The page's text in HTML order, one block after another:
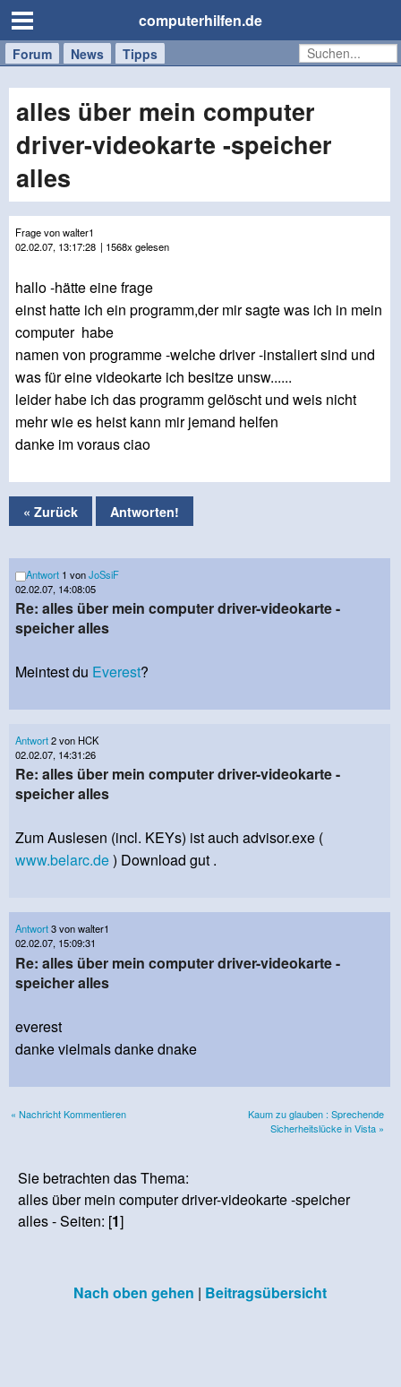
computerhilfen.de
Forum News Tipps
Handy
Tablet
Windows
Mac
alles über mein computer
driver-videokarte -speicher
alles
Frage von walter1
02.02.07, 13:17:28 | 1568x gelesen
hallo -hätte eine frage
einst hatte ich ein programm,der mir sagte was ich in mein
computer habe
namen von programme -welche driver -instaliert sind und
was für eine videokarte ich besitze unsw......
leider habe ich das programm gelöscht und weis nicht
mehr wie es heist kann mir jemand helfen
danke im voraus ciao
« Zurück Antworten!
Antwort 1 vonJoSsiF
02.02.07, 14:08:05
Re: alles über mein computer driver-videokarte -
speicher alles
Meintest du Everest?
Antwort2 von HCK
02.02.07, 14:31:26
Re: alles über mein computer driver-videokarte -
speicher alles
Zum Auslesen (incl. KEYs) ist auch advisor.exe (
www.belarc.de) Download gut .
Antwort3 von walter1
02.02.07, 15:09:31
Re: alles über mein computer driver-videokarte -
speicher alles
everest
danke vielmals danke dnake
« Nachricht Kommentieren
Kaum zu glauben : Sprechende
Sicherheitslücke in Vista »
Sie betrachten das Thema:
alles über mein computer driver-videokarte -speicher
alles - Seiten: [1]
Nach oben gehen | Beitragsübersicht